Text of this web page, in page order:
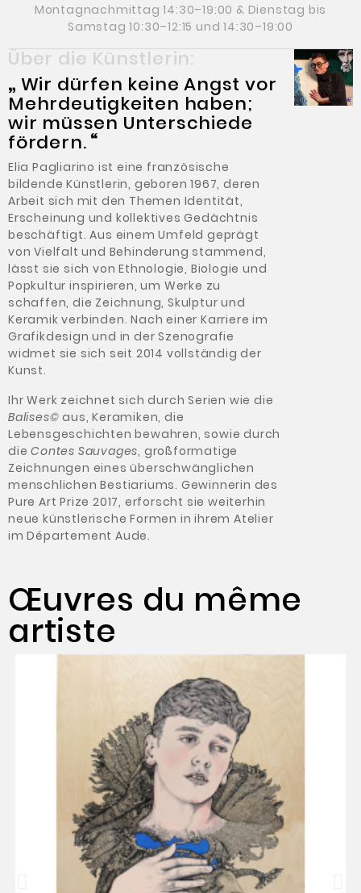
Montagnachmittag 14:30–19:00 & Dienstag bis
Samstag 10:30–12:15 und 14:30–19:00
Über die Künstlerin:
„ Wir dürfen keine Angst vor
Mehrdeutigkeiten haben;
wir müssen Unterschiede
fördern.“
Elia Pagliarino ist eine französische
bildende Künstlerin, geboren 1967, deren
Arbeit sich mit den Themen Identität,
Erscheinung und kollektives Gedächtnis
beschäftigt. Aus einem Umfeld geprägt
von Vielfalt und Behinderung stammend,
lässt sie sich von Ethnologie, Biologie und
Popkultur inspirieren, um Werke zu
schaffen, die Zeichnung, Skulptur und
Keramik verbinden. Nach einer Karriere im
Grafikdesign und in der Szenografie
widmet sie sich seit 2014 vollständig der
Kunst.
Ihr Werk zeichnet sich durch Serien wie die
Balises© aus, Keramiken, die
Lebensgeschichten bewahren, sowie durch
dieContes Sauvages, großformatige
Zeichnungen eines überschwänglichen
menschlichen Bestiariums. Gewinnerin des
Pure Art Prize 2017, erforscht sie weiterhin
neue künstlerische Formen in ihrem Atelier
im Département Aude.
Œuvres du même
artiste